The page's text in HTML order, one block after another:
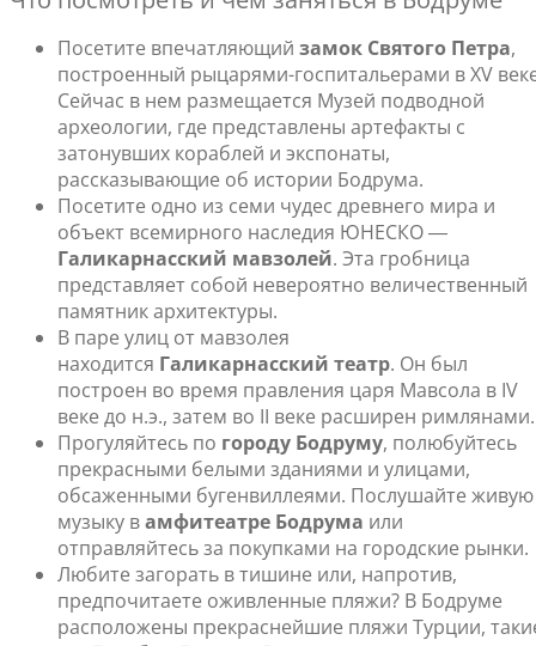
Посетите впечатляющий замок Святого Петра,
построенный рыцарями-госпитальерами в XV
Сейчас в нем размещается Музей подводной
археологии, где представлены артефакты с
затонувших кораблей и экспонаты,
рассказывающие об истории Бодрума.
Посетите одно из семи чудес древнего мира и
объект всемирного наследия ЮНЕСКО ―
Галикарнасский мавзолей. Эта гробница
представляет собой невероятно величественный
памятник архитектуры.
В паре улиц от мавзолея
находится Галикарнасский театр. Он был
построен во время правления царя Мавсола в IV
веке до н.э., затем во II веке расширен римлянами.
Прогуляйтесь по городу Бодруму, полюбуйтесь
прекрасными белыми зданиями и улицами,
обсаженными бугенвиллеями. Послушайте живую
музыку вамфитеатре Бодрума или
отправляйтесь за покупками на городские рынки.
Любите загорать в тишине или, напротив,
предпочитаете оживленные пляжи? В Бодруме
расположены прекраснейшие пляжи Турции,